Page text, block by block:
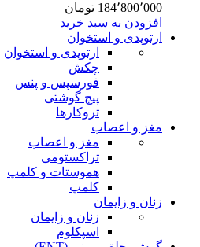
184٬800٬000 تومان
افزودن به سبد خرید
ارتوپدی و استخوان
ارتوپدی و استخوان
چکش
فورسپس و پنس
پیچ گوشتی
تروکارها
مغز و اعصاب
مغز و اعصاب
تراکستومی
هموستات و کلمپ
کلمپ
زنان و زایمان
زنان و زایمان
اسپکلوم